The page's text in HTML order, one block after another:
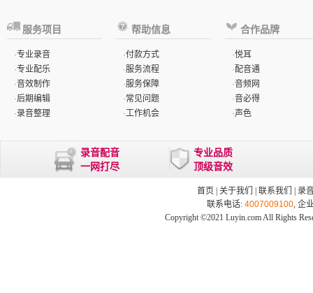
服务项目
·专业录音
·专业配乐
·音效制作
·后期编辑
·录音整理
帮助信息
·付款方式
·服务流程
·服务保障
·常见问题
·工作机会
合作品牌
·悦耳
·配音通
·音频网
·音必得
·声色
录音配音
一网打尽
专业品质
顶级音效
首页 关于我们 联系我们
录
联系电话: 4007009100, 企
Copyright ©2021 Luyin.com All Rights